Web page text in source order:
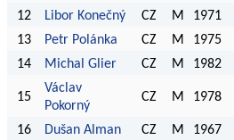
12 Libor Konečný CZ M 1971
13
Petr Polánka CZ M 1975
14
Michal Glier CZ M 1982
15
Václav
Pokorný
CZ M 1978
16 Dušan Alman CZ M 1967